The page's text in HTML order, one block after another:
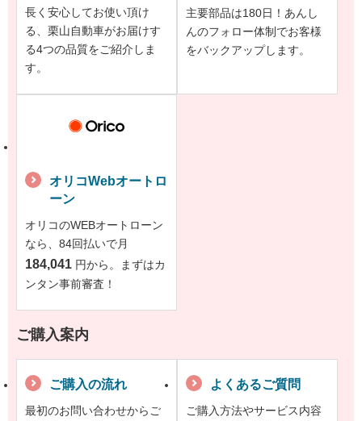
長く安心してお使い頂け
る、栗山自動車がお届けす
る4つの品質をご紹介しま
す。
主要部品は180日！あんし
んのフォロー体制でお客様
をバックアップします。
オリコWebオートロ
ーン
オリコのWEBオートローン
なら、84回払いで月
184,041 円から。まずはカ
ンタン事前審査！
ご購入案内
ご購入の流れ
最初のお問い合わせからご
よくあるご質問
ご購入方法やサービス内容